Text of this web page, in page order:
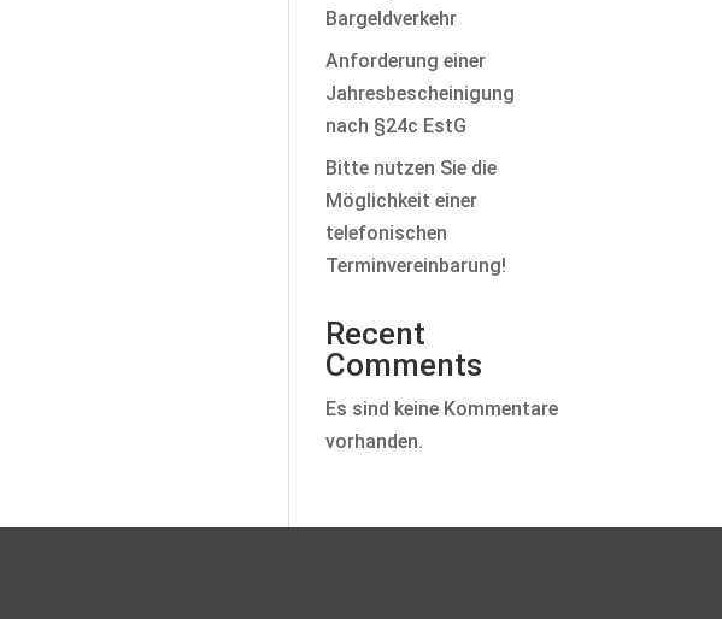
Bargeldverkehr
Anforderung einer
Jahresbescheinigung
nach §24c EstG
Bitte nutzen Sie die
Möglichkeit einer
telefonischen
Terminvereinbarung!
Recent
Comments
Es sind keine Kommentare
vorhanden.